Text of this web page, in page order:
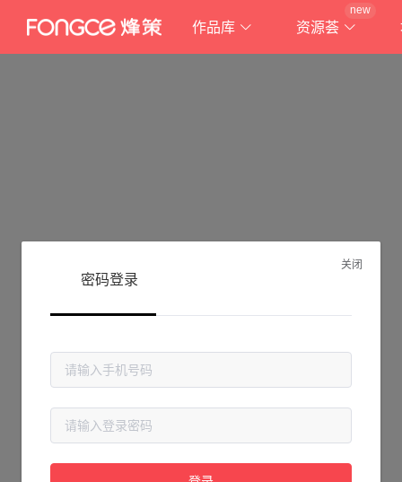
作品库 资源荟
new
抱歉!
请检查您输入的网址是否正确，或点击下面的按钮返回首页。
关闭
密码登录